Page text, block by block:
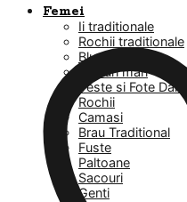
Femei
Ii traditionale
Rochii traditionale
Bluze
Masuri mari
Veste si Fote Dama
Rochii
Camasi
Brau Traditional
Fuste
Paltoane
Sacouri
Genti